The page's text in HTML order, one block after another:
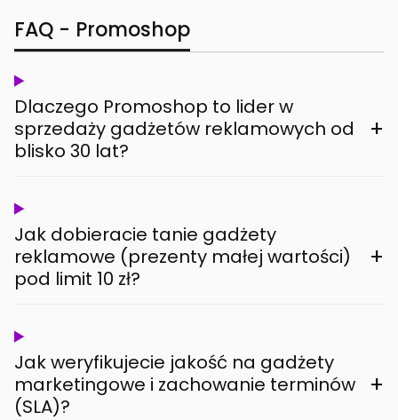
FAQ - Promoshop
Dlaczego Promoshop to lider w
sprzedaży gadżetów reklamowych od
blisko 30 lat?
+
Jak dobieracie tanie gadżety
reklamowe (prezenty małej wartości)
pod limit 10 zł?
+
Jak weryfikujecie jakość na gadżety
marketingowe i zachowanie terminów
(SLA)?
+